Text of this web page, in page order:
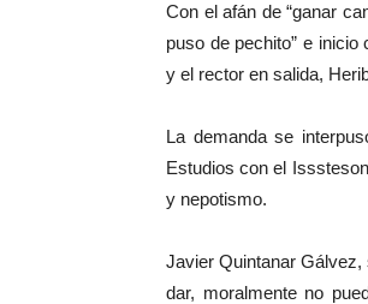
Con el afán de “ganar
puso de pechito” e
y el rector en salida,
La demanda se
Estudios con el
y nepotismo.
Javier Quintanar Gálvez,
dar, moralmente no